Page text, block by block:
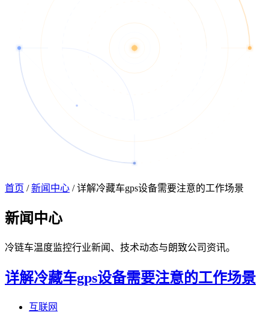
首页 / 新闻中心 / 详解冷藏车gps设备需要注意的工作场景
新闻 中心
冷链车温度监控行业新闻、技术动态与朗致公司资讯。
详解冷藏车gps设备需要注意的工作场景
互联网